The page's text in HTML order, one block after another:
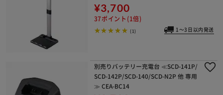
¥3,700
37ポイント(1倍)
(1) 1～3日以内発送
別売りバッテリー充電台 ≪SCD-141P/
SCD-142P/SCD-140/SCD-N2P 他 専用
≫ CEA-BC14